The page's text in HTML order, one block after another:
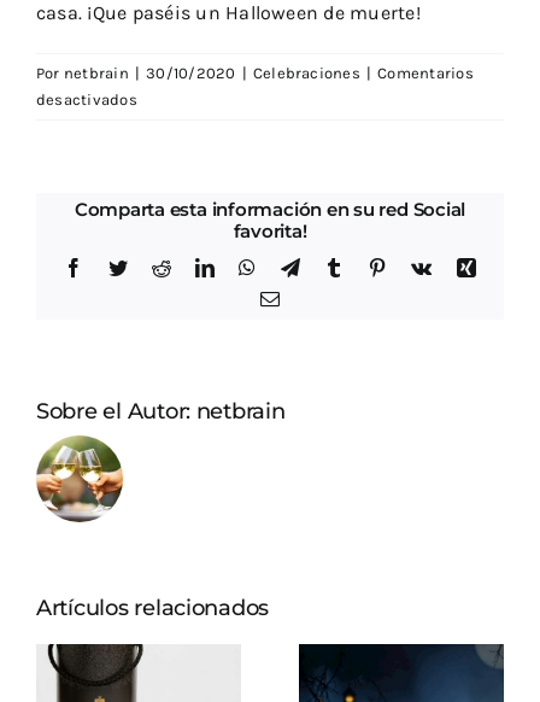
casa. ¡Que paséis un Halloween de muerte!
Por netbrain | 30/10/2020 | Celebraciones | Comentarios
desactivadosen
perfectos
disfrutarlo
Comparta esta información en su red Social
favorita!
Facebook
TwitterRedditLinkedInWhatsApp
TelegramTumblr Pinterest
Vk
Xing
Correo
Sobre el Autor: netbrain
Artículos relacionados